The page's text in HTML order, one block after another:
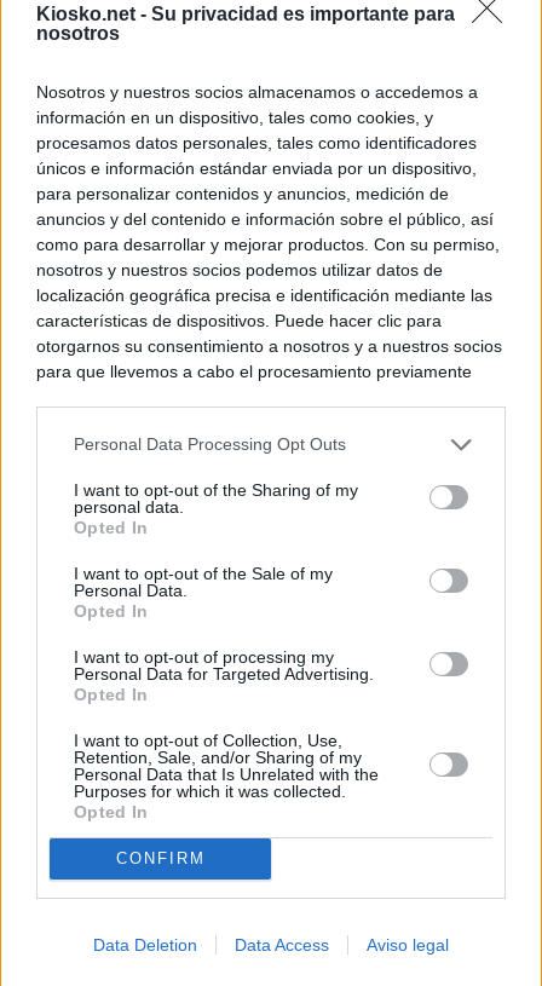
Kiosko.net - Su privacidad es importante para
nosotros
Nosotros y nuestros socios almacenamos o accedemos a
información en un dispositivo, tales como cookies, y
procesamos datos personales, tales como identificadores
únicos e información estándar enviada por un dispositivo,
para personalizar contenidos y anuncios, medición de
anuncios y del contenido e información sobre el público, así
como para desarrollar y mejorar productos. Con su permiso,
nosotros y nuestros socios podemos utilizar datos de
localización geográfica precisa e identificación mediante las
características de dispositivos. Puede hacer clic para
otorgarnos su consentimiento a nosotros y a nuestros socios
para que llevemos a cabo el procesamiento previamente
negar su consentimiento. Tenga en cuenta que algún
de su consentimiento, pero usted tiene el derecho de
rechazar tal procesamiento. Sus preferencias se aplicarán
cualquier momento entrando de nuevo en este sitio web o
visitando nuestra política de privacidad.
Personal Data Processing Opt Outs
I want to opt-out of the Sharing of my
personal data.
Opted In
I want to opt-out of the Sale of my
Personal Data.
Opted In
I want to opt-out of processing my
Personal Data for Targeted Advertising.
Opted In
I want to opt-out of Collection, Use,
Retention, Sale, and/or Sharing of my
Personal Data that Is Unrelated with the
Purposes for which it was collected.
Opted In
CONFIRM
Data Deletion Data Access Aviso legal